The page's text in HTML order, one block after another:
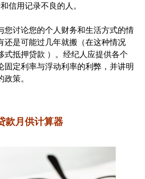
信用记录不良的人。
您讨论您的个人财务和生活方式的情
还是可能过几年就搬（在这种情况
式抵押贷款 ）。经纪人应提供各个
固定利率与浮动利率的利弊，并讲明
策。
款月供计算器